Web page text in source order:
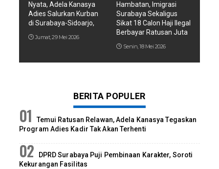
Nyata, Adela Kanasya
Adies Salurkan Kurban
di Surabaya-Sidoarjo,
Jumat, 29 Mei 2026
Hambatan, Imigrasi
Surabaya Sekaligus
Sikat 18 Calon Haji Ilegal
Berbayar Ratusan Juta
Senin, 18 Mei 2026
BERITA POPULER
Temui Ratusan Relawan, Adela Kanasya Tegaskan
Program Adies Kadir Tak Akan Terhenti
DPRD Surabaya Puji Pembinaan Karakter, Soroti
Kekurangan Fasilitas